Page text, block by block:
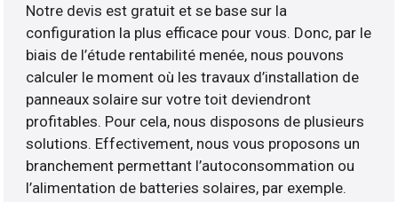
Notre devis est gratuit et se base sur la
configuration la plus efficace pour vous. Donc, par le
biais de l’étude rentabilité menée, nous pouvons
calculer le moment où les travaux d’installation de
panneaux solaire sur votre toit deviendront
profitables. Pour cela, nous disposons de plusieurs
solutions. Effectivement, nous vous proposons un
branchement permettant l’autoconsommation ou
l’alimentation de batteries solaires, par exemple.